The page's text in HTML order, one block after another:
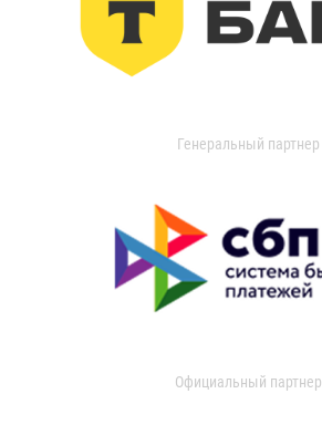
Генеральный партнер
Официальный партнер